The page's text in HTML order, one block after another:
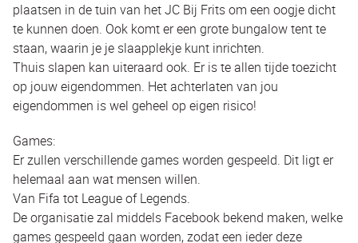
plaatsen in de tuin van het JC Bij Frits om een oogje dicht
te kunnen doen. Ook komt er een grote bungalow tent te
staan, waarin je je slaapplekje kunt inrichten.
Thuis slapen kan uiteraard ook. Er is te allen tijde toezicht
op jouw eigendommen. Het achterlaten van jou
eigendommen is wel geheel op eigen risico!
Games:
Er zullen verschillende games worden gespeeld. Dit ligt er
helemaal aan wat mensen willen.
Van Fifa tot League of Legends.
De organisatie zal middels Facebook bekend maken, welke
games gespeeld gaan worden, zodat een ieder deze